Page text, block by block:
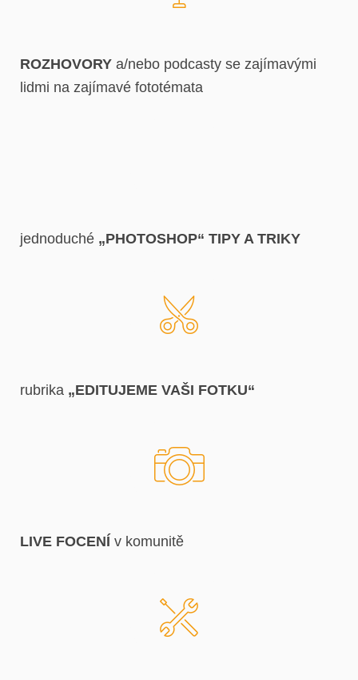
ROZHOVORY a/nebo podcasty se zajímavými
lidmi na zajímavé fototémata
jednoduché „PHOTOSHOP“ TIPY A TRIKY
rubrika „EDITUJEME VAŠI FOTKU“
LIVE FOCENÍ v komunitě